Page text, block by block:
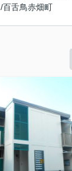
/百舌鳥赤畑町